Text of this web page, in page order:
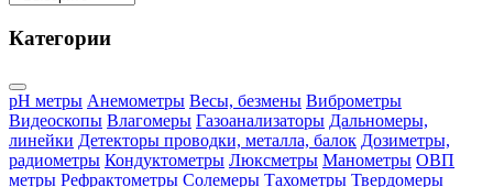
Категории
pH метры Анемометры Весы, безмены Виброметры
Видеоскопы Влагомеры Газоанализаторы Дальномеры,
линейки Детекторы проводки, металла, балок Дозиметры,
радиометры Кондуктометры Люксметры Манометры ОВП
метры Рефрактометры Солемеры Тахометры Твердомеры